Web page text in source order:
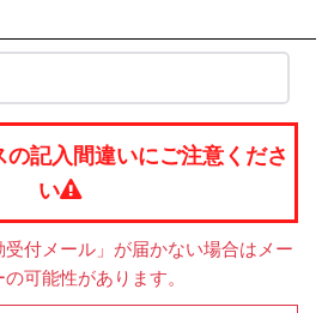
の記入間違いにご注意くださ
い
付メール」が届かない場合はメー
可能性があります。